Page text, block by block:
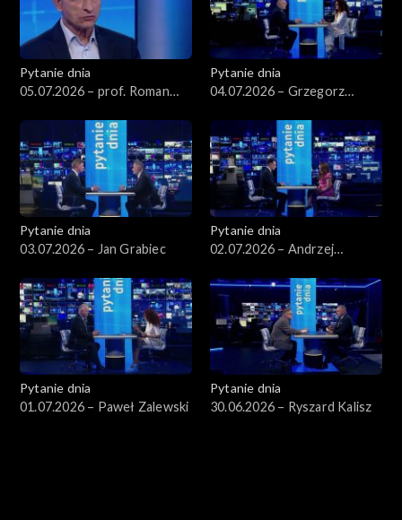
Pytanie dnia
05.07.2026 – prof. Roman
Pytanie dnia
04.07.2026 – Grzegorz
Pytanie dnia
03.07.2026 – Jan Grabiec
Pytanie dnia
02.07.2026 – Andrzej
Pytanie dnia
01.07.2026 – Paweł Zalewski
Pytanie dnia
30.06.2026 – Ryszard Kalisz